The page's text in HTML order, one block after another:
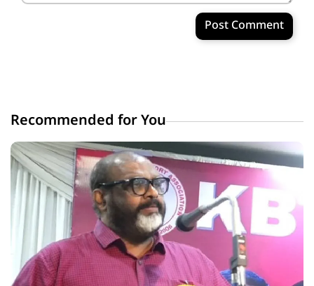
Post Comment
Recommended for You